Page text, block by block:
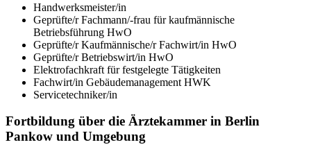
Handwerksmeister/in
Geprüfte/r Fachmann/-frau für kaufmännische
Betriebsführung HwO
Geprüfte/r Kaufmännische/r Fachwirt/in HwO
Geprüfte/r Betriebswirt/in HwO
Elektrofachkraft für festgelegte Tätigkeiten
Fachwirt/in Gebäudemanagement HWK
Servicetechniker/in
Fortbildung über die Ärztekammer in Berlin
Pankow und Umgebung